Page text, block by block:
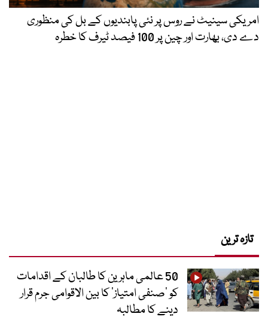
امریکی سینیٹ نے روس پر نئی پابندیوں کے بل کی منظوری
دے دی، بھارت اور چین پر 100 فیصد ٹیرف کا خطرہ
تازہ ترین
50 عالمی ماہرین کا طالبان کے اقدامات
کو ’صنفی امتیاز‘ کا بین الاقوامی جرم قرار
دینے کا مطالبہ